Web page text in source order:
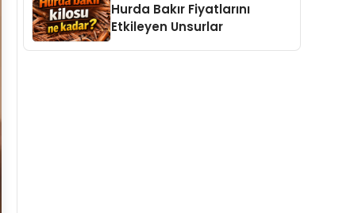
Hurda Bakır Fiyatlarını
Etkileyen Unsurlar